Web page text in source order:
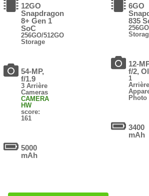
12GO
Snapdragon
8+ Gen 1
SoC
256GO/512GO
Storage
54-MP,
f/1.9
3 Arrière
Cameras
CAMERA
HW
score:
161
5000
mAh
6GO
835
256GO
12-
f/2,
1
Arrière
Photo
3400
mAh